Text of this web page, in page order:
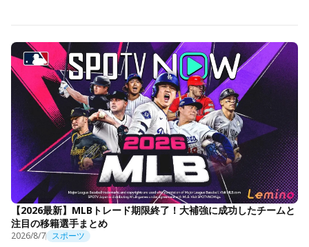
【2026最新】MLBトレード期限終了！大補強に成功したチームと
注目の移籍選手まとめ
2026/8/7 スポーツ